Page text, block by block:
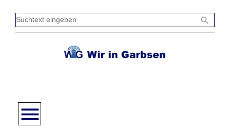
Inhalt
springen
search
menu